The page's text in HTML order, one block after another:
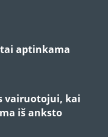
aptinkama
vairuotojui, kai
iš anksto